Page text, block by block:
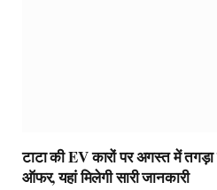
टाटा की EV कारों पर अगस्त में
ऑफर, यहां मिलेगी सारी जानकारी